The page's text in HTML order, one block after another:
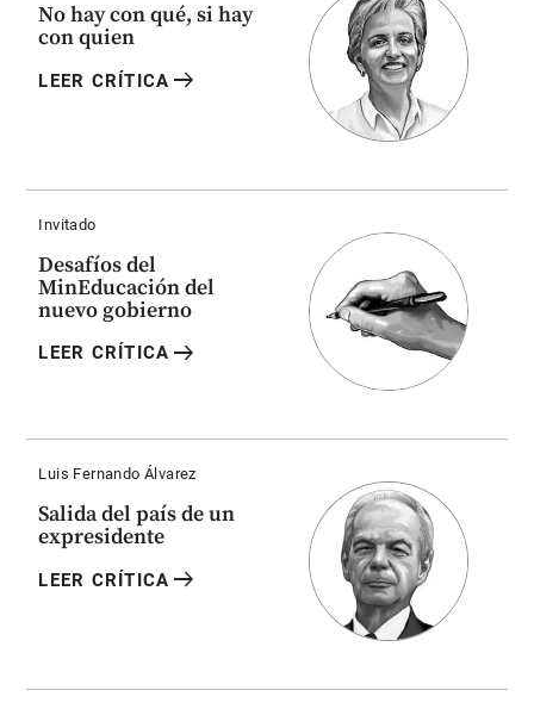
No hay con qué, si hay
con quien
LEER CRÍTICA arrow_right_alt
Invitado
Desafíos del
MinEducación del
nuevo gobierno
LEER CRÍTICA arrow_right_alt
Luis Fernando Álvarez
Salida del país de un
expresidente
LEER CRÍTICA arrow_right_alt